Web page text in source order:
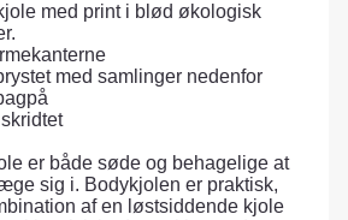
med print i blød økologisk
med samlinger nedenfor
er både søde og behagelige at
sig i. Bodykjolen er praktisk,
af en løstsiddende kjole